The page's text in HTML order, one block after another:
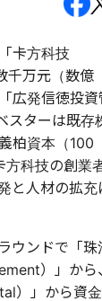
卡方科技
千万元（数億
広発信徳投資
スターは既存
柏資本（100
方科技の創業
と人材の拡充
ウンドで「珠
）」から
）」から資金